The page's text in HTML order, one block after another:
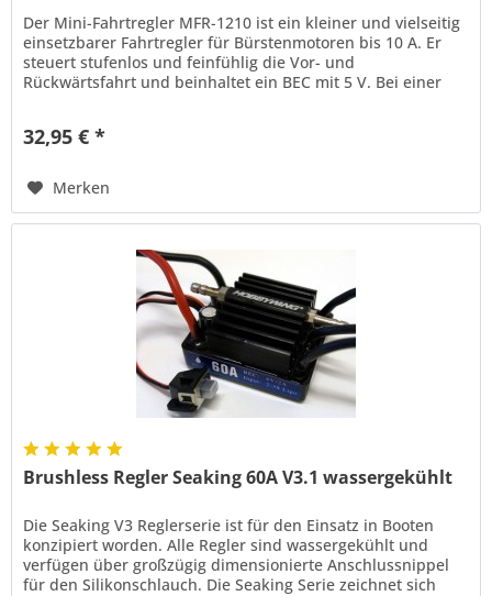
Der Mini-Fahrtregler MFR-1210 ist ein kleiner und vielseitig
einsetzbarer Fahrtregler für Bürstenmotoren bis 10 A. Er
steuert stufenlos und feinfühlig die Vor- und
Rückwärtsfahrt und beinhaltet ein BEC mit 5 V. Bei einer
32,95 € *
Merken
Brushless Regler Seaking 60A V3.1 wassergekühlt
Die Seaking V3 Reglerserie ist für den Einsatz in Booten
konzipiert worden. Alle Regler sind wassergekühlt und
verfügen über großzügig dimensionierte Anschlussnippel
für den Silikonschlauch. Die Seaking Serie zeichnet sich